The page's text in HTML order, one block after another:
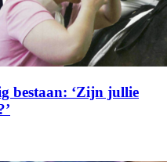
bestaan: ‘Zijn jullie